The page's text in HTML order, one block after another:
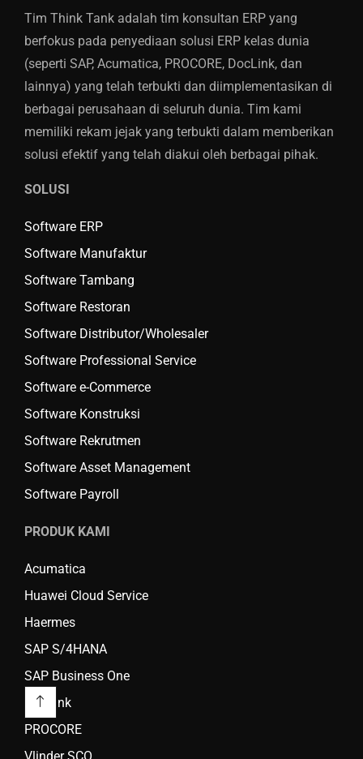
Tim Think Tank adalah tim konsultan ERP yang
berfokus pada penyediaan solusi ERP kelas dunia
(seperti SAP, Acumatica, PROCORE, DocLink, dan
lainnya) yang telah terbukti dan diimplementasikan di
berbagai perusahaan di seluruh dunia. Tim kami
memiliki rekam jejak yang terbukti dalam memberikan
solusi efektif yang telah diakui oleh berbagai pihak.
SOLUSI
Software ERP
Software Manufaktur
Software Tambang
Software Restoran
Software Distributor/Wholesaler
Software Professional Service
Software e-Commerce
Software Konstruksi
Software Rekrutmen
Software Asset Management
Software Payroll
PRODUK KAMI
Acumatica
Huawei Cloud Service
Haermes
SAP S/4HANA
SAP Business One
DocLink
PROCORE